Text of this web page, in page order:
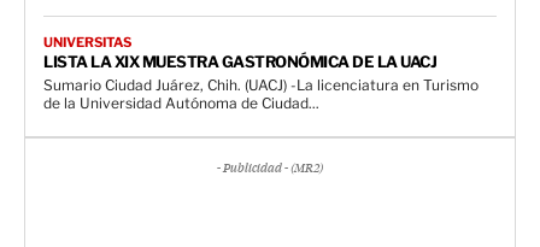
UNIVERSITAS
LISTA LA XIX MUESTRA GASTRONÓMICA DE LA UACJ
Sumario Ciudad Juárez, Chih. (UACJ) -La licenciatura en Turismo
de la Universidad Autónoma de Ciudad...
- Publicidad - (MR2)